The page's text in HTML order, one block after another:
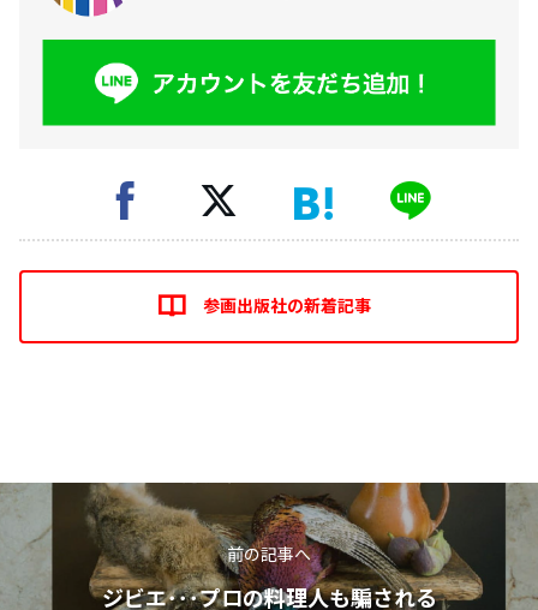
参画出版社の新着記事
前の記事へ
ジビエ･･･プロの料理人も騙される